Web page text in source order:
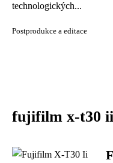
technologických...
Postprodukce a editace
fujifilm x-t30 ii